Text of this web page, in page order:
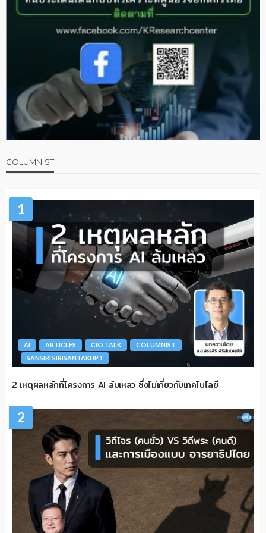
COLUMNIST
1
AI ARTICLES CIO TALK
COLUMNIST
SANSIRI SIRISANTAKUPT
2 เหตุผลหลักที่โครงการ AI ล้มเหลว ซึ่งไม่เกี่ยวกับเทคโนโลยี
2